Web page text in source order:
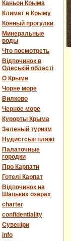
Каньон Крыма
Климат в Крыму
Конный прогулки
Минеральные
воды
Что посмотреть
Відпочинок в
Одеській області
О Крыме
Чорне море
Вилково
Черное море
Курорты Крыма
Зеленый туризм
Нудистські пляжі
Палаточные
городки
Про Карпати
Готелі Карпат
Відпочинок на
Шацьких озерах
charter
confidentiality
Cувеніри
info